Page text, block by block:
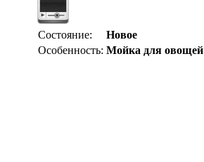
Состояние:
Новое
Особенность: Мойка для овощей